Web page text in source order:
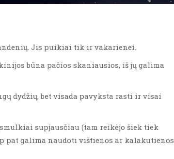
Jis puikiai tik ir vakarienei.
būna pačios skaniausios, iš jų galima
dydžių, bet visada pavyksta rasti ir visai
supjausčiau (tam reikėjo šiek tiek
pat galima naudoti vištienos ar kalakutienos